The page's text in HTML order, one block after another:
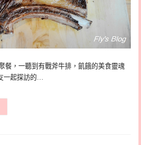
餐，一聽到有戰斧牛排，飢餓的美食靈魂
一起探訪的…